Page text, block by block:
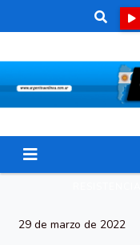
29 de marzo de 2022